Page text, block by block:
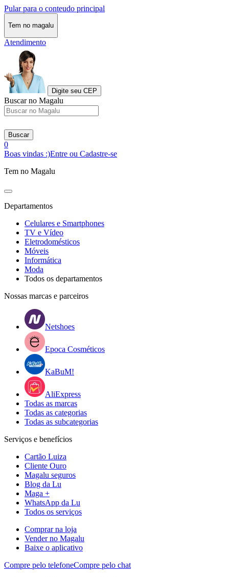
Pular para o conteudo principal
Tem no magalu
Atendimento
Digite seu CEP
Buscar no Magalu
Buscar
0
Boas vindas :)Entre ou Cadastre-se
Tem no Magalu
Departamentos
Celulares e Smartphones
TV e Vídeo
Eletrodomésticos
Móveis
Informática
Moda
Todos os departamentos
Nossas marcas e parceiros
Netshoes
Epoca Cosméticos
KaBuM!
AliExpress
Todas as marcas
Todas as categorias
Todas as subcategorias
Serviços e benefícios
Cartão Luiza
Cliente Ouro
Magalu seguros
Blog da Lu
Maga +
WhatsApp da Lu
Todos os serviços
Comprar na loja
Vender no Magalu
Baixe o aplicativo
Compre pelo telefoneCompre pelo chat